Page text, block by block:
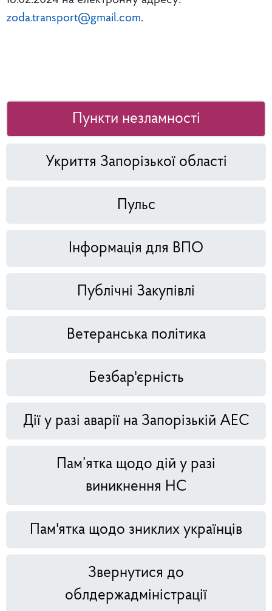
zoda.transport@gmail.com.
Пункти незламності
Укриття Запорізької області
Пульс
Інформація для ВПО
Публічні Закупівлі
Ветеранська політика
Безбар'єрність
Дії у разі аварії на Запорізькій АЕС
Пам’ятка щодо дій у разі
виникнення НС
Пам'ятка щодо зниклих українців
Звернутися до
облдержадміністрації